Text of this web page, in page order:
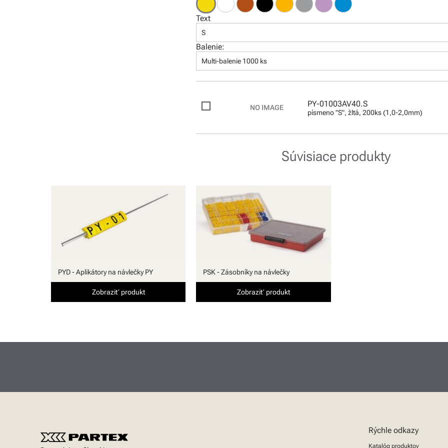
Text
S
Balenie:
Multi-balenie 1000 ks
PY-01003AV40.S
písmeno "S", žltá, 200ks (1,0-2,0mm)
Súvisiace produkty
PYD - Aplikátory na návlečky PY
Zobraziť produkt
PSK - Zásobníky na návlečky
Zobraziť produkt
Rýchle odkazy
Katalóg produktov